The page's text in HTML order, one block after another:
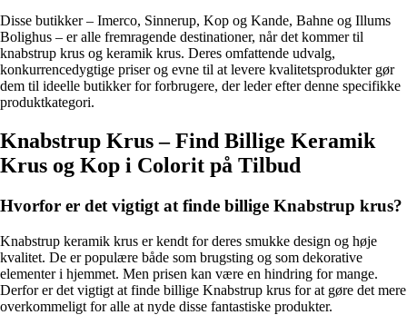
Disse butikker – Imerco, Sinnerup, Kop og Kande, Bahne og Illums
Bolighus – er alle fremragende destinationer, når det kommer til
knabstrup krus og keramik krus. Deres omfattende udvalg,
konkurrencedygtige priser og evne til at levere kvalitetsprodukter gør
dem til ideelle butikker for forbrugere, der leder efter denne specifikke
produktkategori.
Knabstrup Krus – Find Billige Keramik
Krus og Kop i Colorit på Tilbud
Hvorfor er det vigtigt at finde billige Knabstrup krus?
Knabstrup keramik krus er kendt for deres smukke design og høje
kvalitet. De er populære både som brugsting og som dekorative
elementer i hjemmet. Men prisen kan være en hindring for mange.
Derfor er det vigtigt at finde billige Knabstrup krus for at gøre det mere
overkommeligt for alle at nyde disse fantastiske produkter.